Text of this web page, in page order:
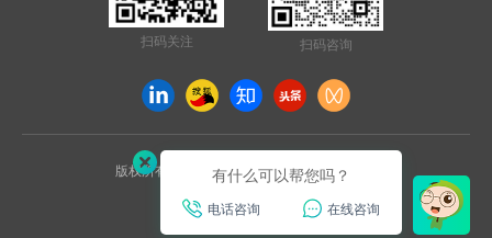
扫码关注 扫码咨询
版权所有 © 2026 杭州数云信息技术有限公司
浙ICP备12003970号
已通过ISO27001安全认证
有什么可以帮您吗？
电话咨询 在线咨询